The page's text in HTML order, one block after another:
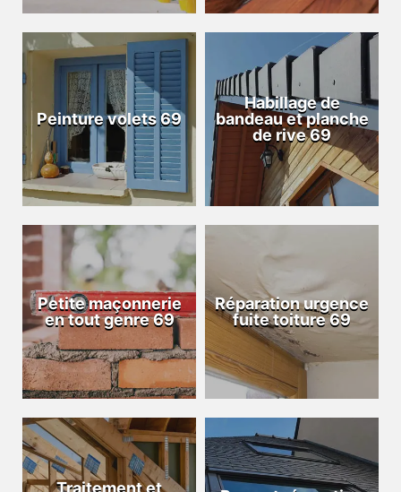
Peinture volets 69
Habillage de
bandeau et planche
de rive 69
Petite maçonnerie
en tout genre 69
Réparation urgence
fuite toiture 69
Traitement et